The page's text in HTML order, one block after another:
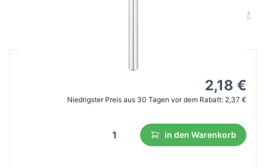
2,18 €
Niedrigster Preis aus 30 Tagen vor dem Rabatt: 2,37 €
in den Warenkorb